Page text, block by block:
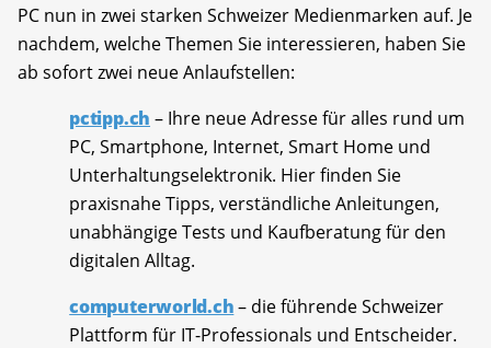
PC nun in zwei starken Schweizer Medienmarken auf. Je
nachdem, welche Themen Sie interessieren, haben Sie
ab sofort zwei neue Anlaufstellen:
pctipp.ch – Ihre neue Adresse für alles rund um
PC, Smartphone, Internet, Smart Home und
Unterhaltungselektronik. Hier finden Sie
praxisnahe Tipps, verständliche Anleitungen,
unabhängige Tests und Kaufberatung für den
digitalen Alltag.
computerworld.ch– die führende Schweizer
Plattform für IT-Professionals und Entscheider.